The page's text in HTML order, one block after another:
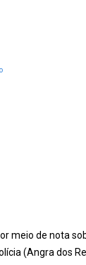
meio de nota
(Angra dos